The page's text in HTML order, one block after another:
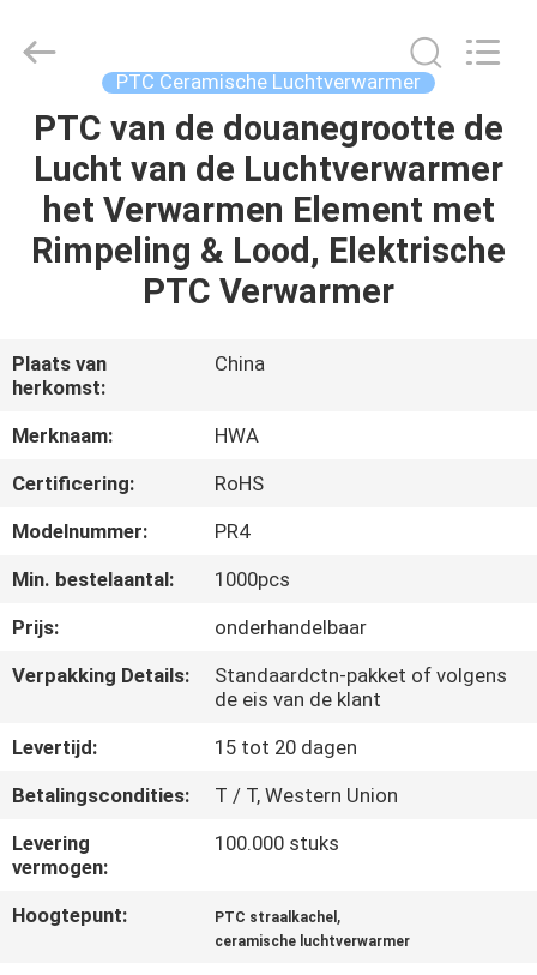
THUIS
PRODUCTEN
FABRIEKSTOCHT
KWALITEITSCONTROLE
NEEM
CONTACT
MET
ONS
NIEUWS
OFFERTE
AANVRAGEN
Reserved.
PTC Ceramische Luchtverwarmer
PTC van de douanegrootte de
Lucht van de Luchtverwarmer
het Verwarmen Element met
Rimpeling & Lood, Elektrische
PTC Verwarmer
Plaats van
herkomst:
China
Merknaam:
HWA
Certificering:
RoHS
Modelnummer:
PR4
Min. bestelaantal:
1000pcs
Prijs:
onderhandelbaar
Verpakking Details:
Standaardctn-pakket of volgens
de eis van de klant
Levertijd:
15 tot 20 dagen
Betalingscondities:
T / T, Western Union
Levering
vermogen:
100.000 stuks
Hoogtepunt: PTC straalkachel ,
ceramische luchtverwarmer